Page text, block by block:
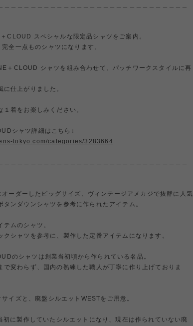
CLOUD スペシャルな限定品シャツをご案内。
全一点ものシャツになります。
＋CLOUD シャツを組み合わせて、パッチワークスタイルに再
に仕上がりました。
１着をお楽しみください。
シャツ詳細はこちら↓
tokyo.com/categories/3283664
ーダーしたビッグサイズ、ヴィンテージアメカジで抜群に人気
タンダウンシャツを参考に作られたアイテム。
テムのシャツ。
クシャツを参考に、製作した定番アイテムになります。
のシャツは創業当初頃から作られている名品。
で変わらず、国内の熟練した職人が丁寧に作り上げておりま
イズと、廃盤シルエットWESTをご用意。
初に製作していたシルエットになり、現在は作られていない廃